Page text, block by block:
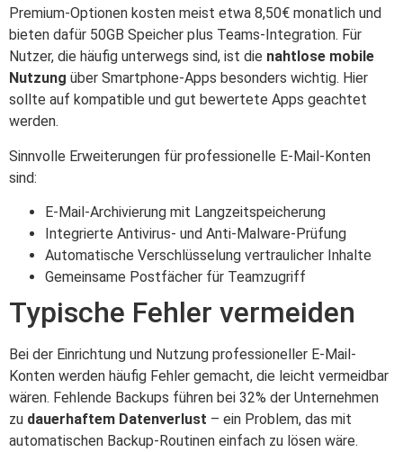
Premium-Optionen kosten meist etwa 8,50€ monatlich und
bieten dafür 50GB Speicher plus Teams-Integration. Für
Nutzer, die häufig unterwegs sind, ist die nahtlose mobile
Nutzung über Smartphone-Apps besonders wichtig. Hier
sollte auf kompatible und gut bewertete Apps geachtet
werden.
Sinnvolle Erweiterungen für professionelle E-Mail-Konten
sind:
E-Mail-Archivierung mit Langzeitspeicherung
Integrierte Antivirus- und Anti-Malware-Prüfung
Automatische Verschlüsselung vertraulicher Inhalte
Gemeinsame Postfächer für Teamzugriff
Typische Fehler vermeiden
Bei der Einrichtung und Nutzung professioneller E-Mail-
Konten werden häufig Fehler gemacht, die leicht vermeidbar
wären. Fehlende Backups führen bei 32% der Unternehmen
zu dauerhaftem Datenverlust – ein Problem, das mit
automatischen Backup-Routinen einfach zu lösen wäre.